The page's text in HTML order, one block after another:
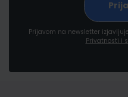
Prijavom na newsletter
Privatnosti i